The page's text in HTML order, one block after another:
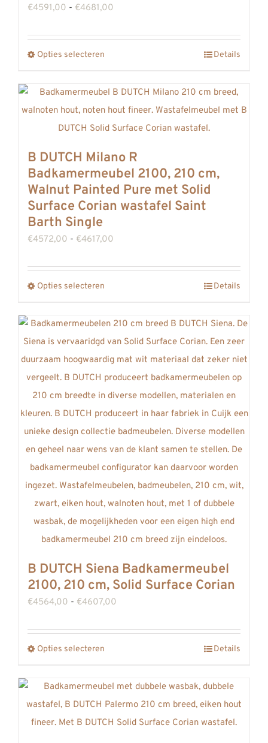
kan
op
de
productpagina
€4591,00 - €4681,00
tot
Opties selecteren
heeft
meerdere
variaties.
optie
kan
gekozen
op
productpagina
Details
B DUTCH Milano R
Badkamermeubel 2100, 210 cm,
Walnut Painted Pure met Solid
Surface Corian wastafel Saint
Barth Single
€4572,00 - €4617,00
tot
Opties selecteren
heeft
meerdere
variaties.
Deze
optie
kan
gekozen
worden
op
de
productpagina
Details
B DUTCH Siena Badkamermeubel
2100, 210 cm, Solid Surface Corian
€4564,00 - €4607,00
tot
Opties selecteren
heeft
meerdere
variaties.
Details